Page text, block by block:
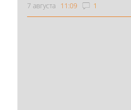
7 августа 11:09 1